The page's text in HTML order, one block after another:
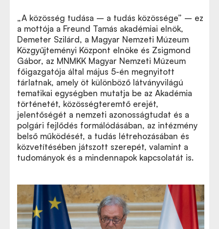
„A közösség tudása – a tudás közössége” – ez
a mottója a Freund Tamás akadémiai elnök,
Demeter Szilárd, a Magyar Nemzeti Múzeum
Közgyűjteményi Központ elnöke és Zsigmond
Gábor, az MNMKK Magyar Nemzeti Múzeum
főigazgatója által május 5-én megnyitott
tárlatnak, amely öt különböző látványvilágú
tematikai egységben mutatja be az Akadémia
történetét, közösségteremtő erejét,
jelentőségét a nemzeti azonosságtudat és a
polgári fejlődés formálódásában, az intézmény
belső működését, a tudás létrehozásában és
közvetítésében játszott szerepét, valamint a
tudományok és a mindennapok kapcsolatát is.